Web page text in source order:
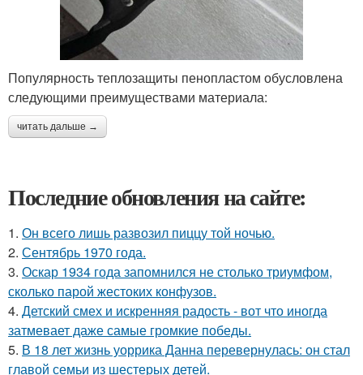
Популярность теплозащиты пенопластом обусловлена
следующими преимуществами материала:
читать дальше →
Последние обновления на сайте:
1. Он всего лишь развозил пиццу той ночью.
2. Сентябрь 1970 года.
3. Оскар 1934 года запомнился не столько триумфом,
сколько парой жестоких конфузов.
4. Детский смех и искренняя радость - вот что иногда
затмевает даже самые громкие победы.
5. В 18 лет жизнь уоррика Данна перевернулась: он стал
главой семьи из шестерых детей.